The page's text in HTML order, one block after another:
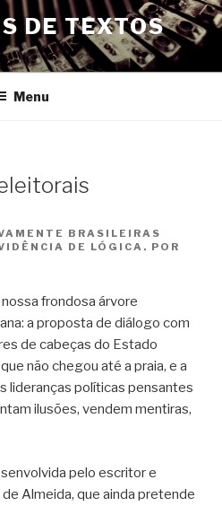
DE TEXTOS
Menu
BRASILEIRAS
DE LÓGICA. POR
frondosa árvore
a proposta de diálogo com
de cabeças do Estado
não chegou até a praia, e a
lideranças políticas pensantes
ilusões, vendem mentiras,
pelo escritor e
Almeida, que ainda pretende